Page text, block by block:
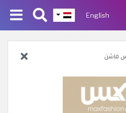
English
فاشن